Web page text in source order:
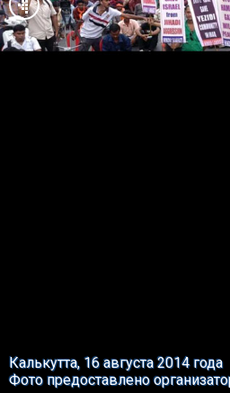
Калькутта, 16 августа 2014 года
Фото предоставлено